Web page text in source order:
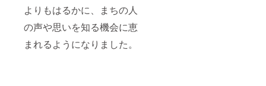
よりもはるかに、まちの人
の声や思いを知る機会に恵
まれるようになりました。